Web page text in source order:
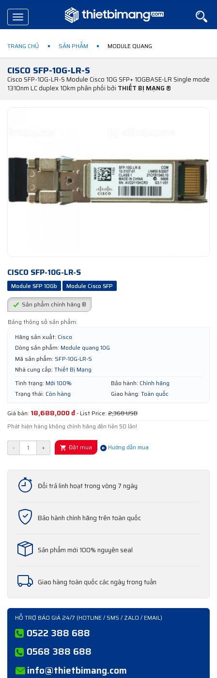
Toggle
navigation
TRANG CHỦ SẢN PHẨM MODULE QUANG
CISCO SFP-10G-LR-S
Cisco SFP-10G-LR-S Module Cisco 10G SFP+ 10GBASE-LR Single mode
1310nm LC duplex 10km phân phối bởi THIẾT BỊ MẠNG ®
CISCO SFP-10G-LR-S
Module SFP 10Gb
Module Cisco SFP
Sản phẩm chính hãng ®
Bảng thông số sản phẩm:
Hãng sản xuất: Cisco
Dòng sản phẩm: Module quang 10G
Mã sản phẩm: SFP-10G-LR-S
Nhà cung cấp: Thiết Bị Mạng
Tình trạng: Mới 100% Bảo hành: Chính hãng
Trạng thái: Còn hàng Giao hàng: Toàn quốc
Giá bán: 18,688,000 đ- List Price: 2,360 USD
Phát hiện hàng không chính hãng đền tiền 50 lần!
- + Đặt mua Hướng dẫn mua
Đổi trả linh hoạt trong vòng 7 ngày
Bảo hành chính hãng trên toàn quốc
Sản phẩm mới 100% nguyên seal
Giao hàng toàn quốc các ngày trong tuần
HỖ TRỢ BÁO GIÁ 24/7 (HOTLINE / SMS / ZALO / EMAIL)
0522 388 688
0568 388 688
info@thietbimang.com